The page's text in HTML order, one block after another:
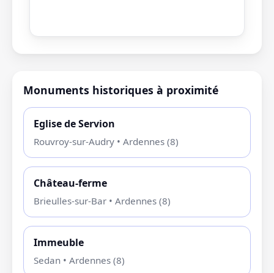
Monuments historiques à proximité
Eglise de Servion
Rouvroy-sur-Audry • Ardennes (8)
Château-ferme
Brieulles-sur-Bar • Ardennes (8)
Immeuble
Sedan • Ardennes (8)